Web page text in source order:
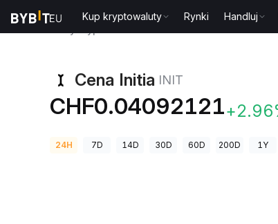
Kup kryptowaluty Rynki Handluj
Cena Initia INIT
CHF0.04092121
24H 7D 14D 30D 60D 200D 1Y